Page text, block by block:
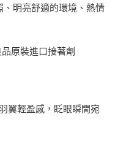
明亮舒適的環境、熱情
原裝進口接著劑
翼輕盈感，眨眼瞬間宛